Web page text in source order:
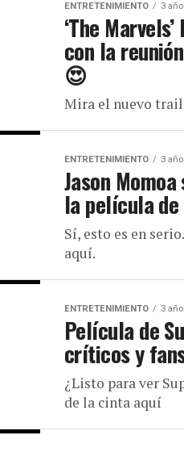
ENTRETENIMIENTO 3
‘The
con la
😍
Mira el nuevo
ENTRETENIMIENTO 3
Jason
la película
Sí, esto es en
aquí.
ENTRETENIMIENTO 3
Película de
críticos y
¿Listo para ver
de la cinta aquí